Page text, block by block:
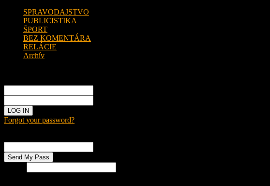
SPRAVODAJSTVO
PUBLICISTIKA
ŠPORT
BEZ KOMENTÁRA
RELÁCIE
Archív
Forgot your password?